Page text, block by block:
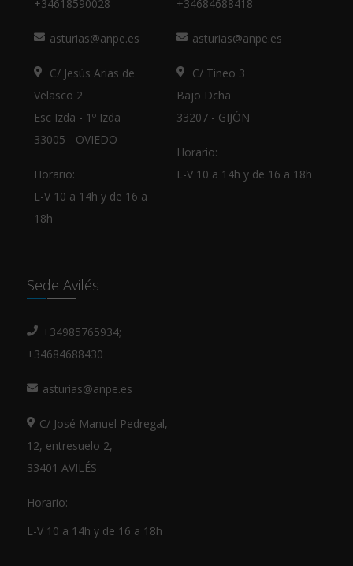
+34618590028
asturias@anpe.es
C/ Jesús Arias de
Velasco 2
Esc Izda - 1º Izda
33005 - OVIEDO
Horario:
L-V 10 a 14h y de 16 a
18h
+34684688418
asturias@anpe.es
C/ Tineo 3
Bajo Dcha
33207 - GIJÓN
Horario:
L-V 10 a 14h y de 16 a 18h
Sede Avilés
+34985765934;
+34684688430
asturias@anpe.es
C/ José Manuel Pedregal,
12, entresuelo 2,
33401 AVILÉS
Horario:
L-V 10 a 14h y de 16 a 18h